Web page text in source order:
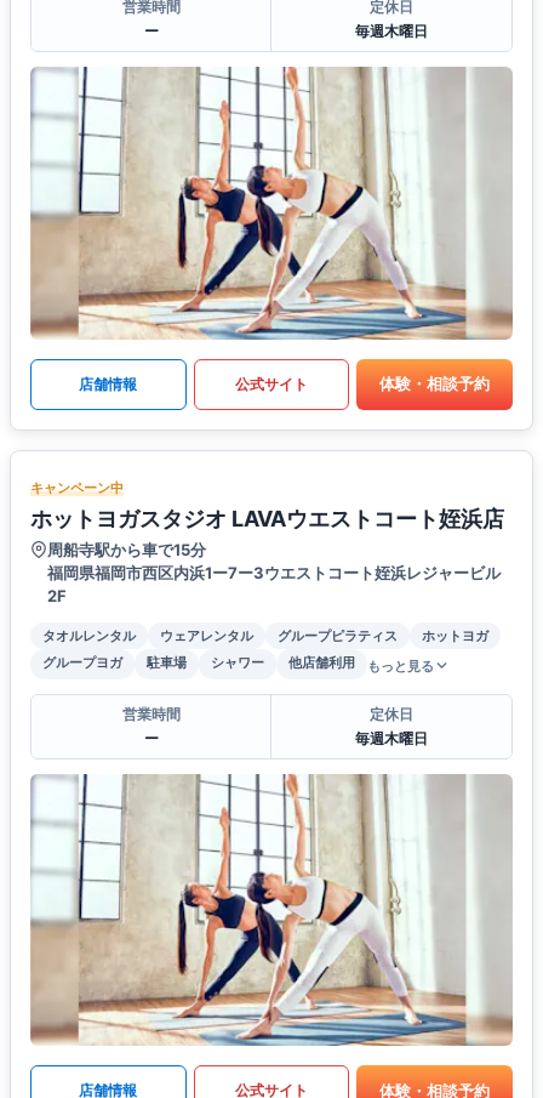
営業時間
ー
定休日
毎週木曜日
店舗情報 公式サイト 体験・相談予約
キャンペーン中
ホットヨガスタジオ LAVAウエストコート姪浜店
周船寺駅から車で15分
福岡県福岡市西区内浜1ー7ー3ウエストコート姪浜レジャービル
2F
タオルレンタル ウェアレンタル グループピラティス
ホットヨガ
グループヨガ
駐車場 シャワー 他店舗利用 もっと見る
営業時間
ー
定休日
毎週木曜日
店舗情報 公式サイト 体験・相談予約